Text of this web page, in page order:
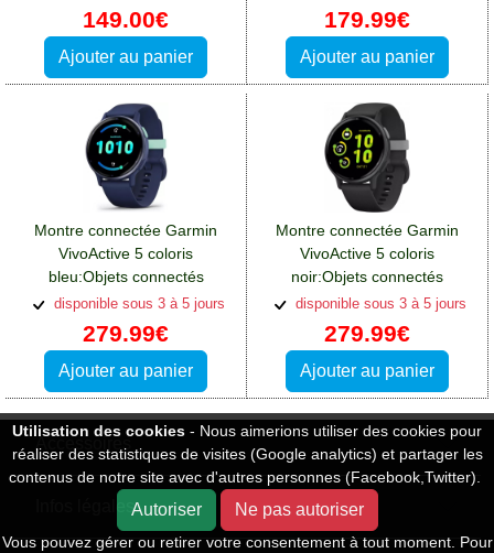
149.00€
Ajouter au panier
179.99€
Ajouter au panier
Montre connectée Garmin
VivoActive 5 coloris
bleu:Objets connectés
Motorola Moto E32S
disponible sous 3 à 5 jours
279.99€
Ajouter au panier
Montre connectée Garmin
VivoActive 5 coloris
noir:Objets connectés
Motorola Moto E32S
disponible sous 3 à 5 jours
279.99€
Ajouter au panier
Infos légales
Utilisation des cookies - Nous aimerions utiliser des cookies pour
réaliser des statistiques de visites (Google analytics) et partager les
contenus de notre site avec d'autres personnes (Facebook,Twitter).
Autoriser Ne pas autoriser
Vous pouvez gérer ou retirer votre consentement à tout moment. Pour